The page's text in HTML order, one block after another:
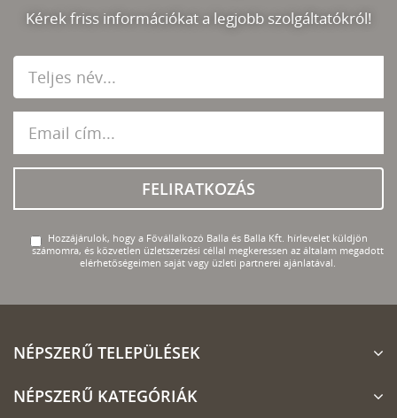
Kérek friss információkat a legjobb szolgáltatókról!
FELIRATKOZÁS
Hozzájárulok, hogy a Fővállalkozó Balla és Balla Kft. hírlevelet küldjön
számomra, és közvetlen üzletszerzési céllal megkeressen az általam megadott
elérhetőségeimen saját vagy üzleti partnerei ajánlatával.
NÉPSZERŰ TELEPÜLÉSEK
NÉPSZERŰ KATEGÓRIÁK